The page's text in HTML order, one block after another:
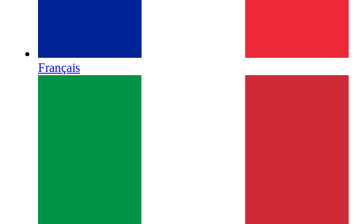
Français